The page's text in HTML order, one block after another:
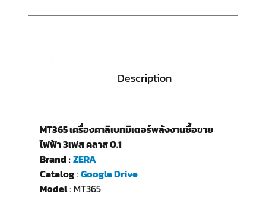
Description
MT365 เครื่องคาลิเบทมิเตอร์พลังงานซื้อขาย
ไฟฟ้า 3เฟส คลาส 0.1
Brand :ZERA
Catalog:Google Drive
Model: MT365